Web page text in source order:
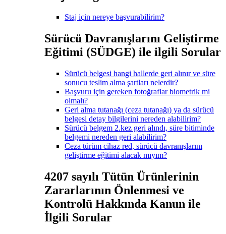
Staj için nereye başvurabilirim?
Sürücü Davranışlarını Geliştirme
Eğitimi (SÜDGE) ile ilgili Sorular
Sürücü belgesi hangi hallerde geri alınır ve süre
sonucu teslim alma şartları nelerdir?
Başvuru için gereken fotoğraflar biometrik mi
olmalı?
Geri alma tutanağı (ceza tutanağı) ya da sürücü
belgesi detay bilgilerini nereden alabilirim?
Sürücü belgem 2.kez geri alındı, süre bitiminde
belgemi nereden geri alabilirim?
Ceza türüm cihaz red, sürücü davranışlarını
geliştirme eğitimi alacak mıyım?
4207 sayılı Tütün Ürünlerinin
Zararlarının Önlenmesi ve
Kontrolü Hakkında Kanun ile
İlgili Sorular